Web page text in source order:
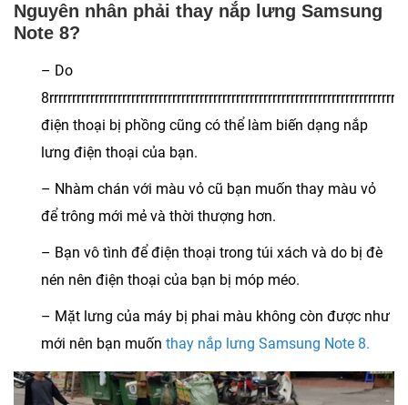
Nguyên nhân phải thay nắp lưng Samsung
Note 8?
– Do
điện thoại bị phồng cũng có thể làm biến dạng nắp
lưng điện thoại của bạn.
– Nhàm chán với màu vỏ cũ bạn muốn thay màu vỏ
để trông mới mẻ và thời thượng hơn.
– Bạn vô tình để điện thoại trong túi xách và do bị đè
nén nên điện thoại của bạn bị móp méo.
– Mặt lưng của máy bị phai màu không còn được như
mới nên bạn muốn thay nắp lưng Samsung Note 8.